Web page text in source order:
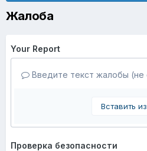
Жалоба
Your Report
Введите текст жалобы (не
Вставить
Проверка безопасности